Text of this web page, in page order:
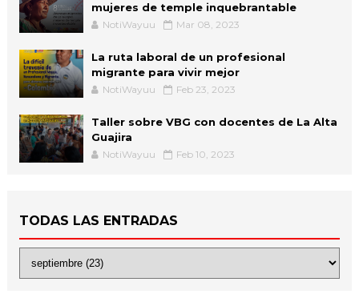
mujeres de temple inquebrantable
NotiWayuu Mar 08, 2023
La ruta laboral de un profesional
migrante para vivir mejor
NotiWayuu Feb 23, 2023
Taller sobre VBG con docentes de La Alta
Guajira
NotiWayuu Feb 10, 2023
TODAS LAS ENTRADAS